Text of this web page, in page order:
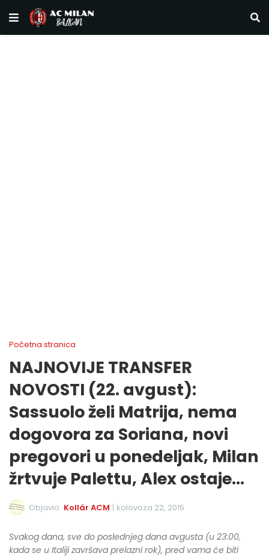
Početna stranica
NAJNOVIJE TRANSFER
NOVOSTI (22. avgust):
Sassuolo želi Matrija, nema
dogovora za Soriana, novi
pregovori u ponedeljak, Milan
žrtvuje Palettu, Alex ostaje...
Objavio: Kollár ACM | kolovoza 22, 2015
Svakog dana, sve do poslednjeg dana avgusta (u 23:00,
kada se u Italiji završava prelazni rok), pred vama će biti